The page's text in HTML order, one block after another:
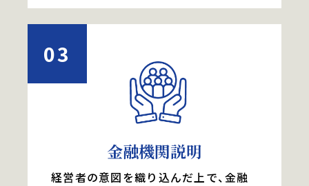
03
金融機関説明
経営者の意図を織り込んだ上で、金融